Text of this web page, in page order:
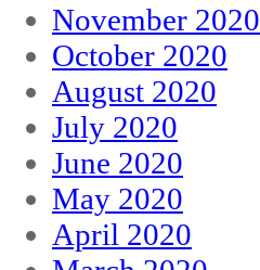
November 2020
October 2020
August 2020
July 2020
June 2020
May 2020
April 2020